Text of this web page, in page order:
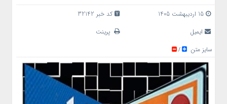
15 اردیبهشت 1405
کد خبر 32142
ایمیل
پرینت
سایز متن
/